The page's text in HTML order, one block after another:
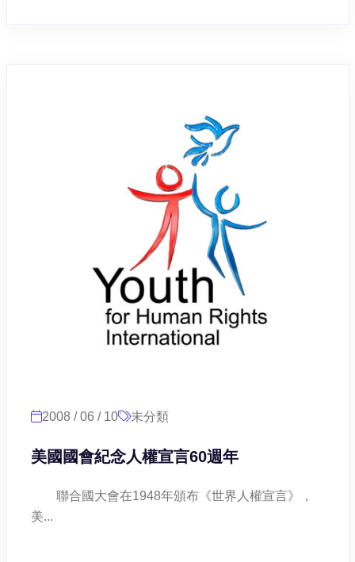
2008 / 06 / 10 未分類
美國國會紀念人權宣言60週年
聯合國大會在1948年頒布《世界人權宣言》，
美...